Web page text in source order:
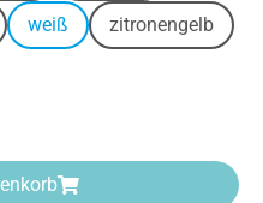
weiß zitronengelb
gewünschten